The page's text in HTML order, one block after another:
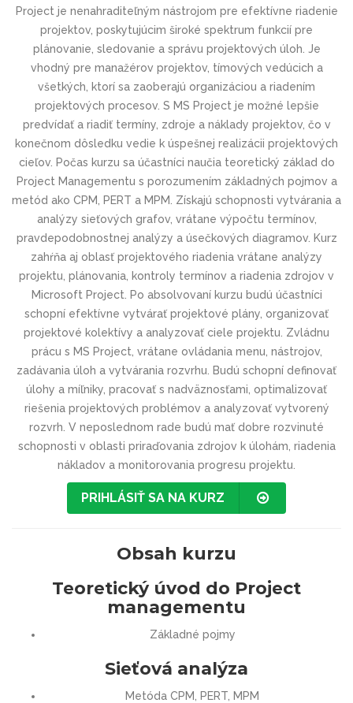
Project je nenahraditeľným nástrojom pre efektívne riadenie
projektov, poskytujúcim široké spektrum funkcií pre
plánovanie, sledovanie a správu projektových úloh. Je
vhodný pre manažérov projektov, tímových vedúcich a
všetkých, ktorí sa zaoberajú organizáciou a riadením
projektových procesov. S MS Project je možné lepšie
predvídať a riadiť termíny, zdroje a náklady projektov, čo v
konečnom dôsledku vedie k úspešnej realizácii projektových
cieľov. Počas kurzu sa účastníci naučia teoretický základ do
Project Managementu s porozumením základných pojmov a
metód ako CPM, PERT a MPM. Získajú schopnosti vytvárania a
analýzy sieťových grafov, vrátane výpočtu termínov,
pravdepodobnostnej analýzy a úsečkových diagramov. Kurz
zahŕňa aj oblasť projektového riadenia vrátane analýzy
projektu, plánovania, kontroly termínov a riadenia zdrojov v
Microsoft Project. Po absolvovaní kurzu budú účastníci
schopní efektívne vytvárať projektové plány, organizovať
projektové kolektívy a analyzovať ciele projektu. Zvládnu
prácu s MS Project, vrátane ovládania menu, nástrojov,
zadávania úloh a vytvárania rozvrhu. Budú schopní definovať
úlohy a míľniky, pracovať s nadväznosťami, optimalizovať
riešenia projektových problémov a analyzovať vytvorený
rozvrh. V neposlednom rade budú mať dobre rozvinuté
schopnosti v oblasti priraďovania zdrojov k úlohám, riadenia
nákladov a monitorovania progresu projektu.
PRIHLÁSIŤ SA NA KURZ
Obsah kurzu
Teoretický úvod do Project
managementu
Základné pojmy
Sieťová analýza
Metóda CPM, PERT, MPM